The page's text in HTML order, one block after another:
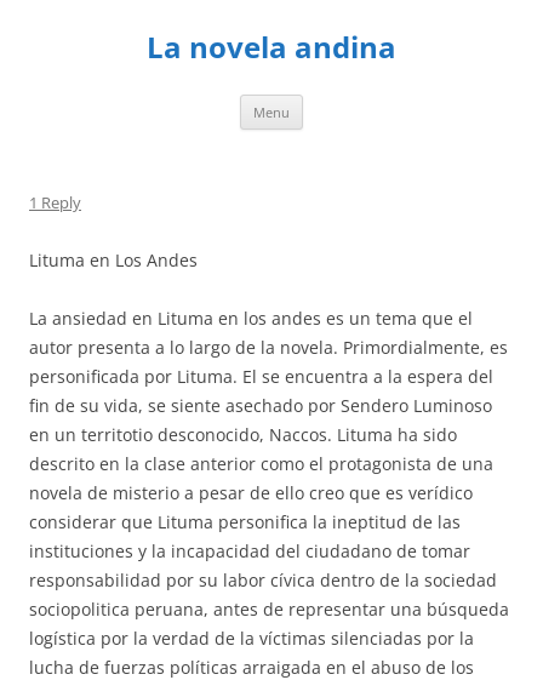
La novela andina
Menu
1 Reply
Lituma en Los Andes
La ansiedad en Lituma en los andes es un tema que el
autor presenta a lo largo de la novela. Primordialmente, es
personificada por Lituma. El se encuentra a la espera del
fin de su vida, se siente asechado por Sendero Luminoso
en un territotio desconocido, Naccos. Lituma ha sido
descrito en la clase anterior como el protagonista de una
novela de misterio a pesar de ello creo que es verídico
considerar que Lituma personifica la ineptitud de las
instituciones y la incapacidad del ciudadano de tomar
responsabilidad por su labor cívica dentro de la sociedad
sociopolitica peruana, antes de representar una búsqueda
logística por la verdad de la víctimas silenciadas por la
lucha de fuerzas políticas arraigada en el abuso de los